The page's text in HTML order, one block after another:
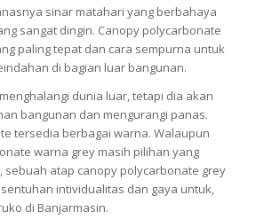
sinar matahari yang berbahaya
sangat dingin. Canopy polycarbonate
paling tepat dan cara sempurna untuk
di bagian luar bangunan.
dunia luar, tetapi dia akan
bangunan dan mengurangi panas.
tersedia berbagai warna. Walaupun
warna grey masih pilihan yang
sebuah atap canopy polycarbonate grey
intividualitas dan gaya untuk,
di Banjarmasin.